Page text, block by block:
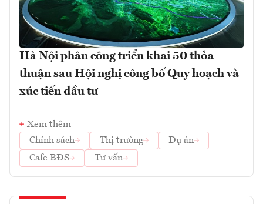
Hà Nội phân công triển khai 50 thỏa
thuận sau Hội nghị công bố Quy hoạch và
xúc tiến đầu tư
Xem thêm
Chính sách
Thị trường
Dự án
Cafe BĐS
Tư vấn